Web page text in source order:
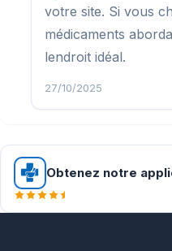
votre site. Si vous
médicaments
lendroit idéal.
27/10/2025
Obtenez notre